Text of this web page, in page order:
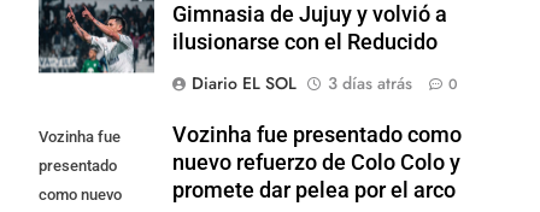
Gimnasia de Jujuy y volvió a
ilusionarse con el Reducido
Diario EL SOL
3 días atrás 0
Vozinha fue
presentado
como nuevo
Vozinha fue presentado como
nuevo refuerzo de Colo Colo y
promete dar pelea por el arco